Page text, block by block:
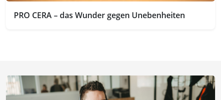
PRO CERA – das Wunder gegen Unebenheiten